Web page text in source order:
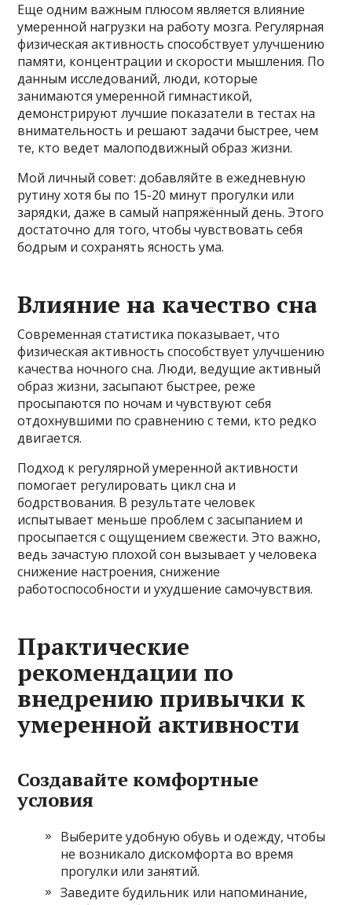
Еще одним важным плюсом является влияние
умеренной нагрузки на работу мозга. Регулярная
физическая активность способствует улучшению
памяти, концентрации и скорости мышления. По
данным исследований, люди, которые
занимаются умеренной гимнастикой,
демонстрируют лучшие показатели в тестах на
внимательность и решают задачи быстрее, чем
те, кто ведет малоподвижный образ жизни.
Мой личный совет: добавляйте в ежедневную
рутину хотя бы по 15-20 минут прогулки или
зарядки, даже в самый напряжённый день. Этого
достаточно для того, чтобы чувствовать себя
бодрым и сохранять ясность ума.
Влияние на качество сна
Современная статистика показывает, что
физическая активность способствует улучшению
качества ночного сна. Люди, ведущие активный
образ жизни, засыпают быстрее, реже
просыпаются по ночам и чувствуют себя
отдохнувшими по сравнению с теми, кто редко
двигается.
Подход к регулярной умеренной активности
помогает регулировать цикл сна и
бодрствования. В результате человек
испытывает меньше проблем с засыпанием и
просыпается с ощущением свежести. Это важно,
ведь зачастую плохой сон вызывает у человека
снижение настроения, снижение
работоспособности и ухудшение самочувствия.
Практические
рекомендации по
внедрению привычки к
умеренной активности
Создавайте комфортные
условия
Выберите удобную обувь и одежду, чтобы
не возникало дискомфорта во время
прогулки или занятий.
Заведите будильник или напоминание,